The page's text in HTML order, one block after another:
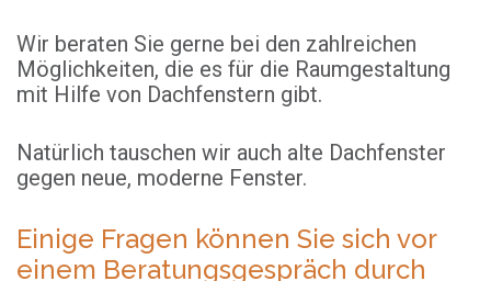
Wir beraten Sie gerne bei den zahlreichen
Möglichkeiten, die es für die Raumgestaltung
mit Hilfe von Dachfenstern gibt.
Natürlich tauschen wir auch alte Dachfenster
gegen neue, moderne Fenster.
Einige Fragen können Sie sich vor
einem Beratungsgespräch durch